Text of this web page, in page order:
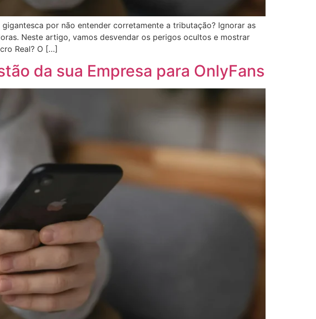
por não entender corretamente a tributação? Ignorar as
Neste artigo, vamos desvendar os perigos ocultos e mostrar
Real? O […]
da sua Empresa para OnlyFans